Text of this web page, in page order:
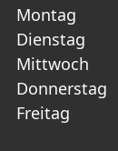
Montag
Dienstag
Mittwoch
Donnerstag
Freitag